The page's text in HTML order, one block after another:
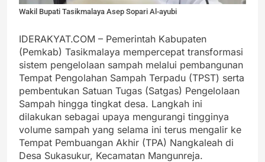
Wakil Bupati Tasikmalaya Asep Sopari Al-ayubi
IDERAKYAT.COM – Pemerintah Kabupaten
(Pemkab) Tasikmalaya mempercepat transformasi
sistem pengelolaan sampah melalui pembangunan
Tempat Pengolahan Sampah Terpadu (TPST) serta
pembentukan Satuan Tugas (Satgas) Pengelolaan
Sampah hingga tingkat desa. Langkah ini
dilakukan sebagai upaya mengurangi tingginya
volume sampah yang selama ini terus mengalir ke
Tempat Pembuangan Akhir (TPA) Nangkaleah di
Desa Sukasukur, Kecamatan Mangunreja.